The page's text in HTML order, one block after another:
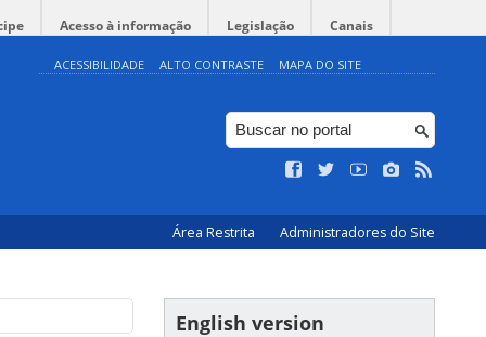
Acesso à informação Legislação Canais
ACESSIBILIDADE ALTO CONTRASTE MAPA DO SITE
Área Restrita Administradores do Site
English version